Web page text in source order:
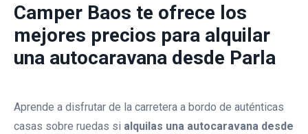
Camper Baos te ofrece los
mejores precios para alquilar
una autocaravana desde Parla
Aprende a disfrutar de la carretera a bordo de auténticas
casas sobre ruedas si alquilas una autocaravana desde